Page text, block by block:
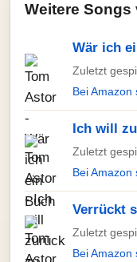
Weitere Songs
Wär ich
Zuletzt
Bei Amazon
Ich will
Zuletzt
Bei Amazon
Verrückt
Zuletzt
Bei Amazon